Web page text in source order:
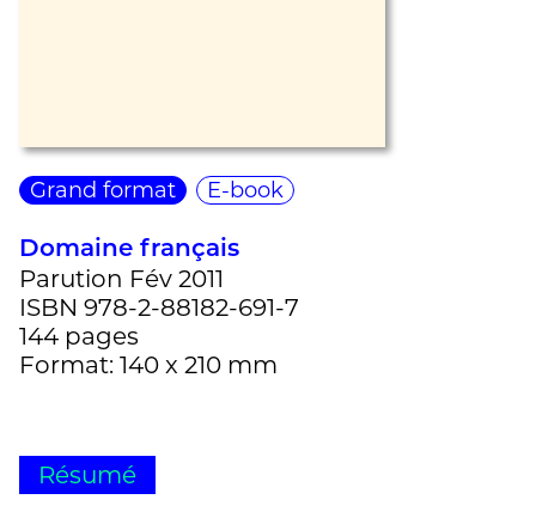
Grand format E-book
Domaine français
Parution Fév 2011
ISBN 978-2-88182-691-7
144 pages
Format: 140 x 210 mm
Résumé